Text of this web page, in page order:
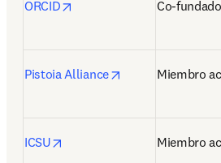
ORCID opens in new tab/window
Co-
Pistoia Alliance opens in new tab/
Miembro
ICSU opens in new tab/window
Miembro